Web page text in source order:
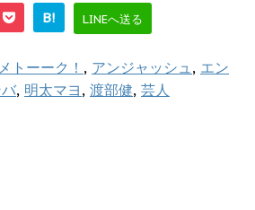
B! LINEへ送る
トーーク！ , アンジャッシュ , エン
, 明太マヨ , 渡部健, 芸人